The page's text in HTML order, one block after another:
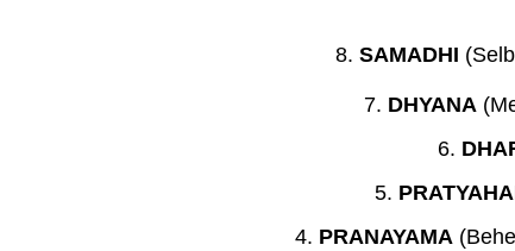
8. SAMADHI
7. DHYANA
6.
5.
4. PRANAYAMA